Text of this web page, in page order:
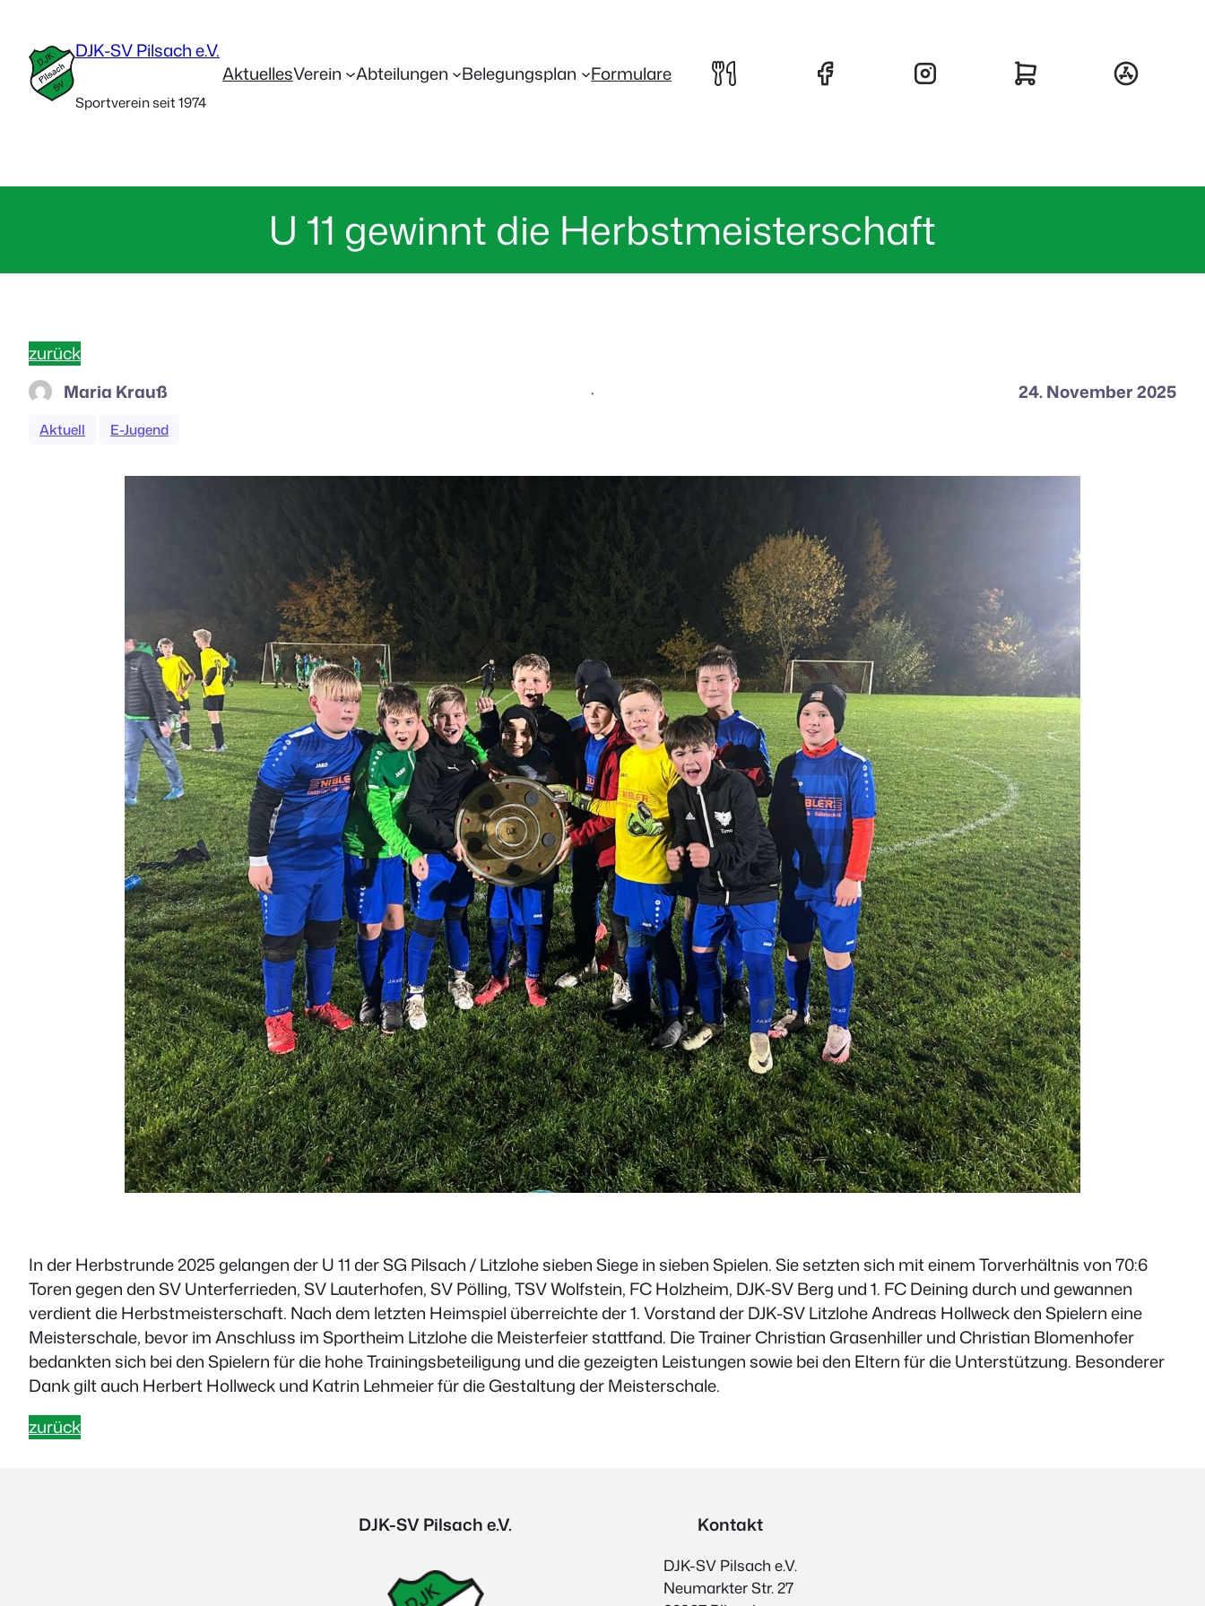
DJK-SV Pilsach e.V.
Sportverein seit 1974
AktuellesVerein Abteilungen Belegungsplan Formulare
U 11 gewinnt die Herbstmeisterschaft
zurück
Maria Krauß
· 24. November 2025
Aktuell E-Jugend
In der Herbstrunde 2025 gelangen der U 11 der SG Pilsach / Litzlohe sieben Siege in sieben Spielen. Sie setzten sich mit einem Torverhältnis von 70:6
Toren gegen den SV Unterferrieden, SV Lauterhofen, SV Pölling, TSV Wolfstein, FC Holzheim, DJK-SV Berg und 1. FC Deining durch und gewannen
verdient die Herbstmeisterschaft. Nach dem letzten Heimspiel überreichte der 1. Vorstand der DJK-SV Litzlohe Andreas Hollweck den Spielern eine
Meisterschale, bevor im Anschluss im Sportheim Litzlohe die Meisterfeier stattfand. Die Trainer Christian Grasenhiller und Christian Blomenhofer
bedankten sich bei den Spielern für die hohe Trainingsbeteiligung und die gezeigten Leistungen sowie bei den Eltern für die Unterstützung. Besonderer
Dank gilt auch Herbert Hollweck und Katrin Lehmeier für die Gestaltung der Meisterschale.
zurück
DJK-SV Pilsach e.V. Kontakt
DJK-SV Pilsach e.V.
Neumarkter Str. 27